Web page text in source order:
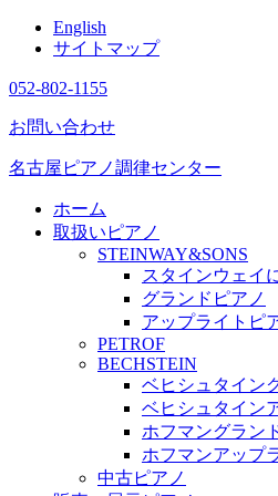
English
サイトマップ
052-802-1155
お問い合わせ
名古屋ピアノ調律センター
ホーム
取扱いピアノ
STEINWAY&SONS
スタインウェイ
グランドピアノ
アップライトピ
PETROF
BECHSTEIN
ベヒシュタイン
ベヒシュタイン
ホフマングラン
ホフマンアップ
中古ピアノ